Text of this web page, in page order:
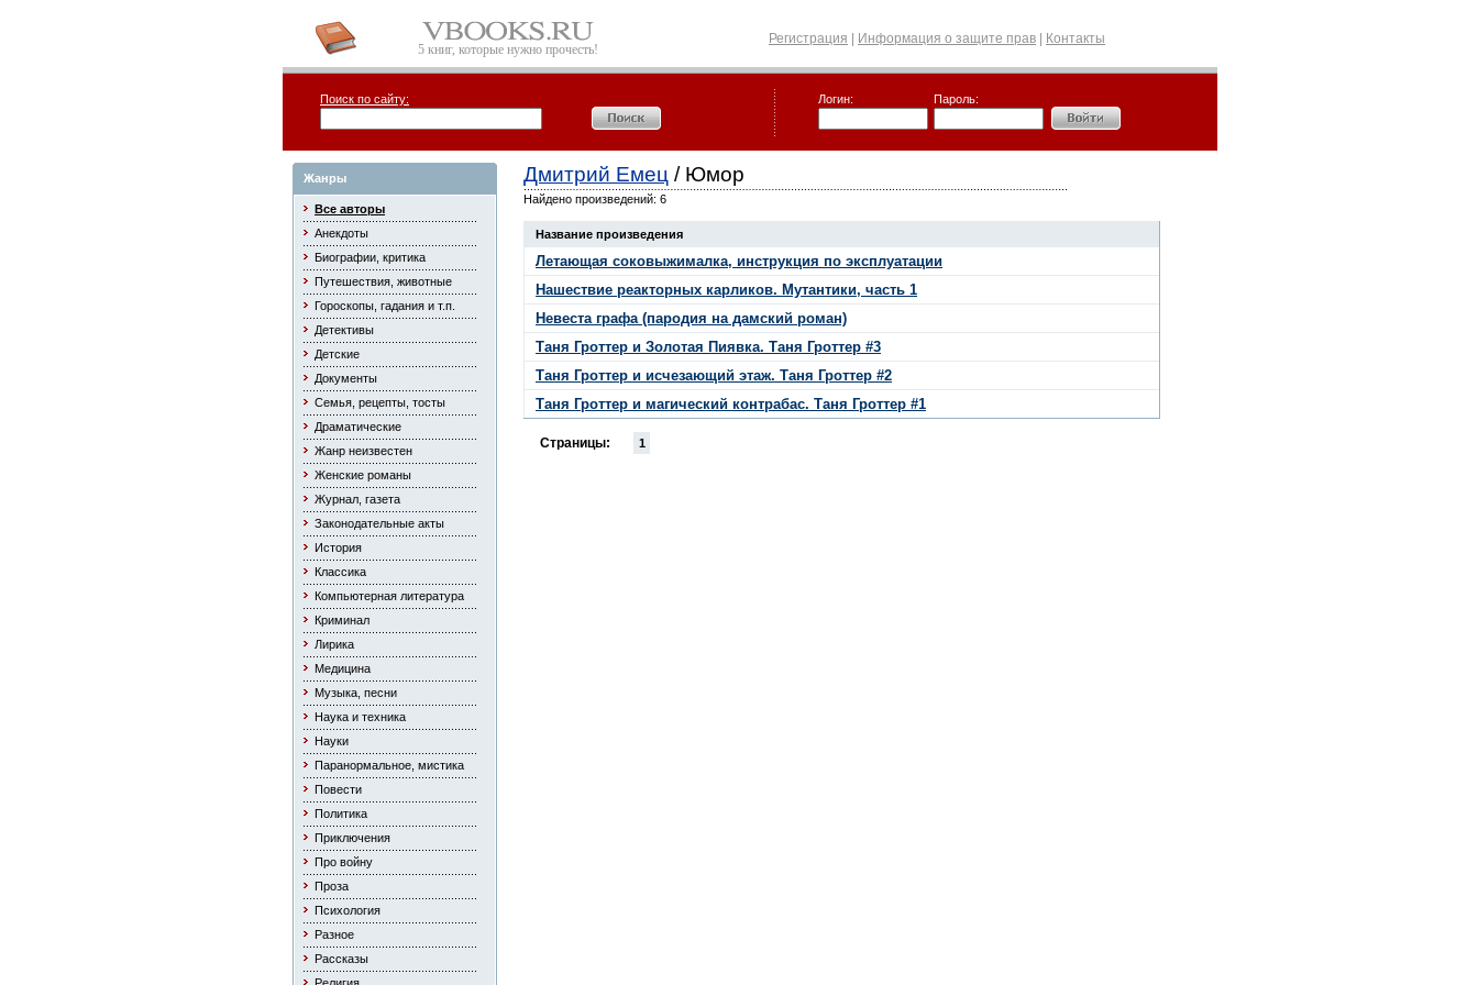
5 книг, которые нужно прочесть!
Регистрация Информация о защите прав Контакты
Поиск по сайту: Логин: Пароль:
Жанры
Все авторы
Анекдоты
Биографии, критика
Путешествия, животные
Гороскопы, гадания и т.п.
Детективы
Детские
Документы
Семья, рецепты, тосты
Драматические
Жанр неизвестен
Женские романы
Журнал, газета
Законодательные акты
История
Классика
Компьютерная литература
Криминал
Лирика
Медицина
Музыка, песни
Наука и техника
Науки
Паранормальное, мистика
Повести
Политика
Приключения
Про войну
Проза
Психология
Разное
Рассказы
Дмитрий Емец / Юмор
Найдено произведений: 6
Название произведения
Летающая соковыжималка, инструкция по эксплуатации
Нашествие реакторных карликов. Мутантики, часть 1
Невеста графа (пародия на дамский роман)
Таня Гроттер и Золотая Пиявка. Таня Гроттер #3
Таня Гроттер и исчезающий этаж. Таня Гроттер #2
Таня Гроттер и магический контрабас. Таня Гроттер #1
Страницы: 1